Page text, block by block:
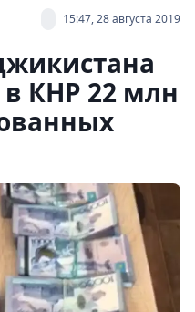
15:47, 28 августа 2019
КНР 22 млн